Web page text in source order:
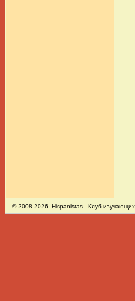
© 2008-2026, Hispanistas - Клуб изучающих